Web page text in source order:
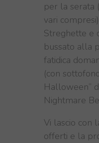
per la serata
vari
Streghette e
bussato alla
fatidica
(con
Halloween”
Nightmare
Vi lascio con
offerti e la